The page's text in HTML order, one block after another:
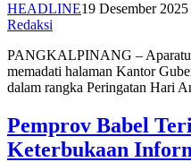
HEADLINE19 Desember 2025
Redaksi
PANGKALPINANG –
memadati halaman Kantor
dalam rangka Peringatan Hari
Pemprov Babel
Keterbukaan